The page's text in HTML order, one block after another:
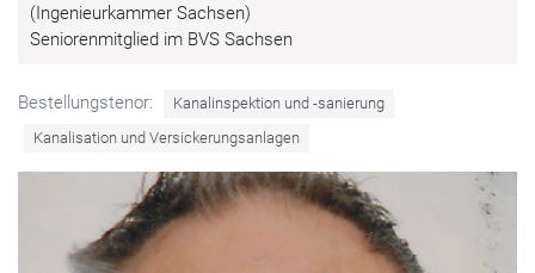
(Ingenieurkammer Sachsen)
Seniorenmitglied im BVS Sachsen
Bestellungstenor:
Kanalinspektion und -sanierung
Kanalisation und Versickerungsanlagen